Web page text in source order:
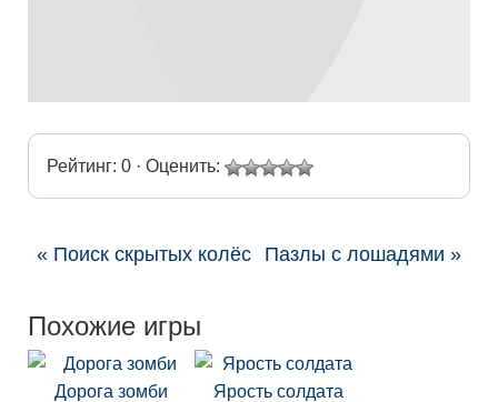
Рейтинг: 0 · Оценить:
« Поиск скрытых колёс Пазлы с лошадями »
Похожие игры
Дорога зомби Ярость солдата